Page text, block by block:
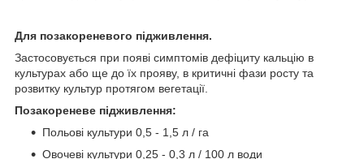
Для позакореневого підживлення.
Застосовується при появі симптомів дефіциту кальцію в
культурах або ще до їх прояву, в критичні фази росту та
розвитку культур протягом вегетації.
Позакореневе підживлення:
Польові культури 0,5 - 1,5 л / га
Овочеві культури 0,25 - 0,3 л / 100 л води